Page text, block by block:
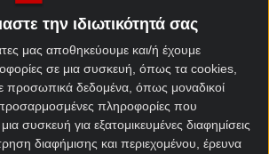
την ιδιωτικότητά σας
μας αποθηκεύουμε και/ή έχουμε
σε μια συσκευή, όπως τα cookies,
προσωπικά δεδομένα, όπως μοναδικοί
προσαρμοσμένες πληροφορίες που
συσκευή για εξατομικευμένες διαφημίσεις
διαφήμισης και περιεχομένου, έρευνα
και σήμερα η σκυτάλη περνάει στην
της ημέρας ανήκει στον άσο της
Σέφιλντ Γιουνάιτεντ με